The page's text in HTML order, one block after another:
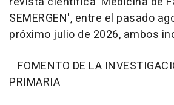
SEMERGEN', entre el pasado
próximo julio de 2026, ambos
FOMENTO DE LA
PRIMARIA